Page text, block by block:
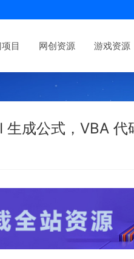
目 网创资源 游戏资源
成公式，VBA 代